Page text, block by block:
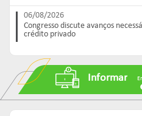
PROJEÇÕES IPCA E IGP-M
fundos de investimentos
ENVIO DE DADOS
entenda o compromisso
INFORMAR
documentos
BIBLIOTECA DE
entenda o compromisso
REPRESENTAR
sistemas
entenda o compromisso
AUTORREGULAR
06/08/2026
Congresso discute avanços
crédito privado
Informar